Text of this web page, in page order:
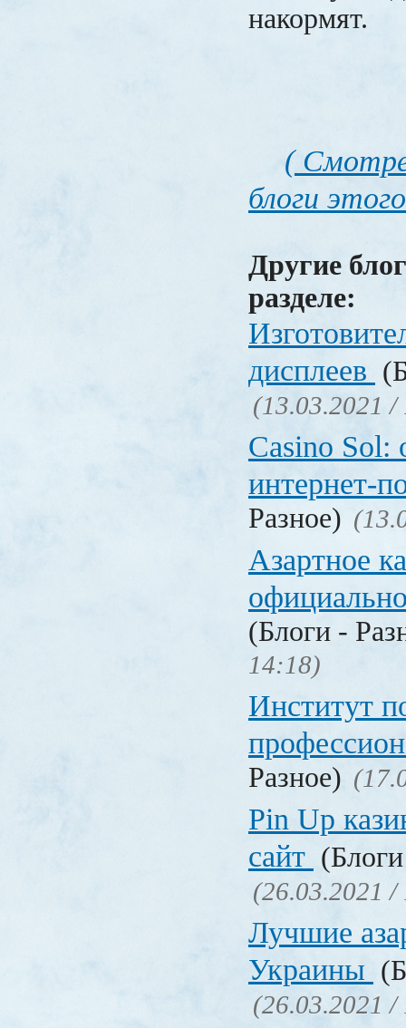
накормят.
(
блоги
Другие
разделе:
дисплеев
(13.03.2021 /
Casino Sol:
интернет-
Разное)
Азартное
(Блоги -
14:18)
Институт
Разное)
Pin Up
сайт
(26.03.2021 /
Лучшие
Украины
(26.03.2021 /